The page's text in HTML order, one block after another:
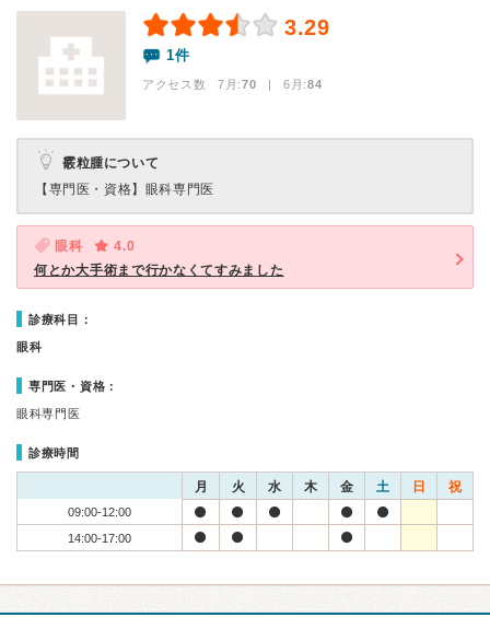
3.29
1件
アクセス数 7月:70 | 6月:84
霰粒腫について
【専門医・資格】 眼科専門医
眼科
4.0
何とか大手術まで行かなくてすみました
診療科目：
眼科
専門医・資格：
眼科専門医
診療時間
月 火 水 木 金 土 日 祝
09:00-12:00
14:00-17:00